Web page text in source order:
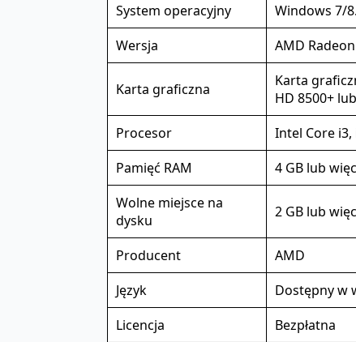
System operacyjny
Windows 7/
Wersja
AMD
Karta graficzna
Karta
HD 8500+
Procesor
Intel Core
Pamięć RAM
4 GB lub
Wolne miejsce na
dysku
2 GB lub
Producent
AMD
Język
Dostępny w
Licencja
Bezpłatna